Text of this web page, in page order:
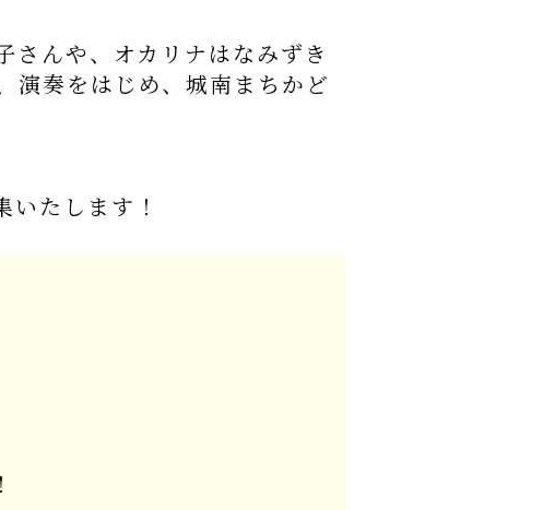
んや、オカリナはなみずき
演奏をはじめ、城南まちかど
たします！